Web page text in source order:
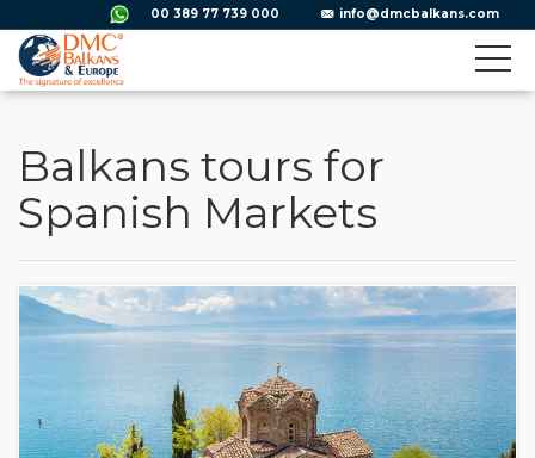
00 389 77 739 000 info@dmcbalkans.com
Balkans tours for
Spanish Markets